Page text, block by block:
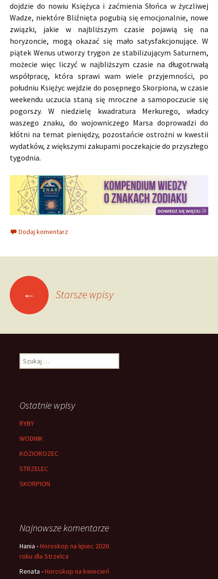
dojdzie do nowiu Księżyca i zaćmienia Słońca w życzliwej
Wadze, niektóre Bliźnięta pogubią się emocjonalnie, nowe
związki, jakie w najbliższym czasie pojawią się na
horyzoncie, mogą okazać się mało satysfakcjonujące. W
piątek Wenus utworzy trygon ze stabilizującym Saturnem,
możecie więc liczyć w najbliższym czasie na długotrwałą
współpracę, która sprawi wam wiele przyjemności, po
południu Księżyc wejdzie do posępnego Skorpiona, w czasie
weekendu uczucia staną się mroczne a samopoczucie się
pogorszy. W niedzielę kwadratura Merkurego, władcy
waszego znaku, do wojowniczego Marsa doprowadzi do
kłótni na temat pieniędzy, pozostańcie ostrożni w kwestii
wydatków, z większymi zakupami poczekajcie do przyszłego
tygodnia.
Dodaj komentarz
Nawigacja
po
wpisach
← Starsze wpisy
Szukaj:
Ostatnie wpisy
RYBY
WODNIK
KOZIOROZEC
STRZELEC
SKORPION
Najnowsze komentarze
Hania -Horoskop na lipiec 2026
roku dla Strzelca
Renata -Horoskop na kwiecień